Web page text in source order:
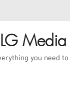
Media
you need